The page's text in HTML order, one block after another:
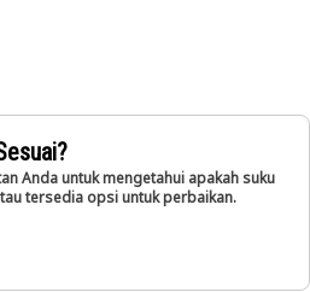
Anda untuk mengetahui apakah suku
tersedia opsi untuk perbaikan.